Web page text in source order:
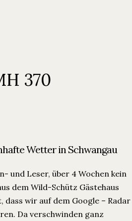
370
Wetter in Schwangau
und Leser, über 4 Wochen kein
dem Wild-Schütz Gästehaus
wir auf dem Google – Radar
Da verschwinden ganz